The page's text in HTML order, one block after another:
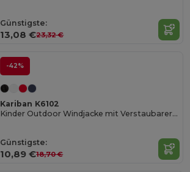
Günstigste:
13,08 €23,32 €
-42%
Kariban K6102
Kinder Outdoor Windjacke mit Verstaubarer Kapuze
Günstigste:
10,89 €18,70 €